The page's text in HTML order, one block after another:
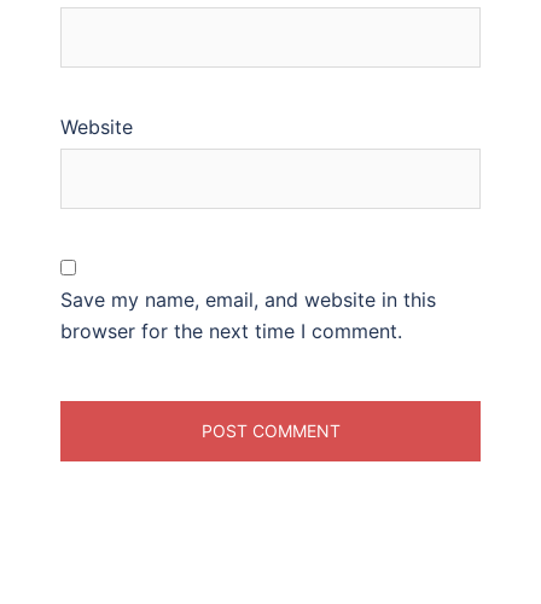
Website
Save my name, email, and website in this
browser for the next time I comment.